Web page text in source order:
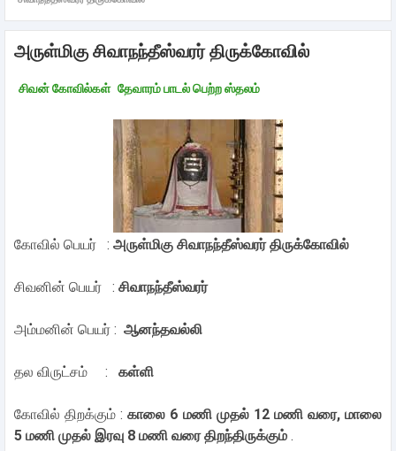
அருள்மிகு சிவாநந்தீஸ்வரர் திருக்கோவில்
சிவன் கோவில்கள் தேவாரம் பாடல் பெற்ற ஸ்தலம்
கோவில் பெயர் : அருள்மிகு சிவாநந்தீஸ்வரர் திருக்கோவில்
சிவனின் பெயர் : சிவாநந்தீஸ்வரர்
அம்மனின் பெயர் : ஆனந்தவல்லி
தல விருட்சம் : கள்ளி
கோவில் திறக்கும் :காலை 6 மணி முதல் 12 மணி வரை, மாலை
5 மணி முதல் இரவு 8 மணி வரை திறந்திருக்கும் .